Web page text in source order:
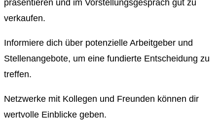
präsentieren und im Vorstellungsgespräch gut zu
verkaufen.
Informiere dich über potenzielle Arbeitgeber und
Stellenangebote, um eine fundierte Entscheidung zu
treffen.
Netzwerke mit Kollegen und Freunden können dir
wertvolle Einblicke geben.